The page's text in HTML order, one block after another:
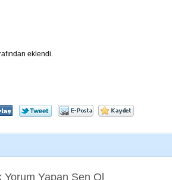
eklendi.
Yorum Yapan Sen Ol